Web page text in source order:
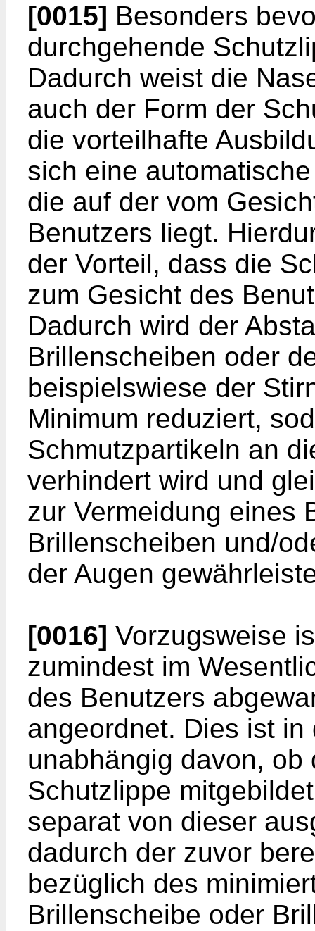
[0015] Besonders
durchgehende
Dadurch weist die
auch der Form der
die vorteilhafte
sich eine
die auf der vom
Benutzers liegt.
der Vorteil, dass die
zum Gesicht des
Dadurch wird der
Brillenscheiben oder
beispielswiese der
Minimum reduziert,
Schmutzpartikeln an
verhindert wird und
zur Vermeidung eines
Brillenscheiben und/
der Augen
[0016] Vorzugsweise
zumindest im
des Benutzers
angeordnet. Dies ist
unabhängig davon,
Schutzlippe
separat von dieser
dadurch der zuvor
bezüglich des
Brillenscheibe oder